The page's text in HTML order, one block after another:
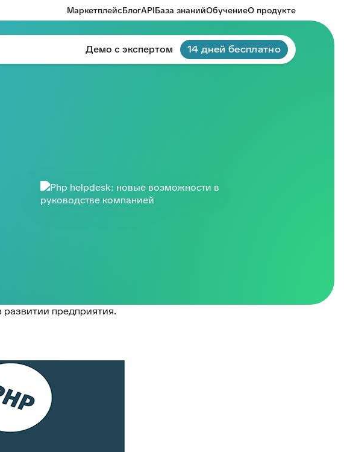
МаркетплейсБлогAPIБаза знанийОбучениеО продукте
Демо с экспертом 14 дней бесплатно
предприятия.